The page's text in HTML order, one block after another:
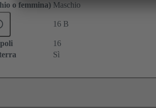
o femmina) Maschio
16 B
16
Sì